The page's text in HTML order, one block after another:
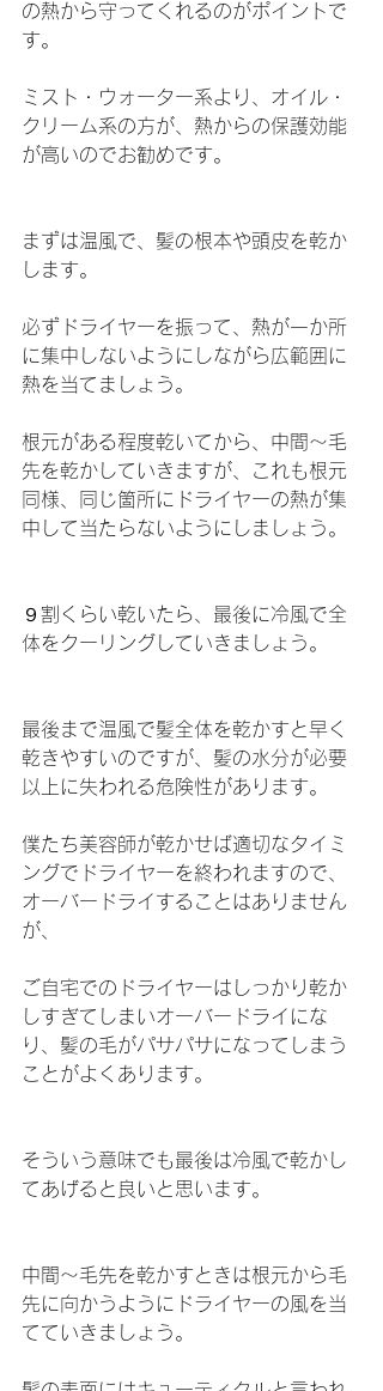
の熱から守ってくれるのがポイントで
す。
ミスト・ウォーター系より、オイル・
クリーム系の方が、熱からの保護効能
が高いのでお勧めです。
まずは温風で、髪の根本や頭皮を乾か
します。
必ずドライヤーを振って、熱が一か所
に集中しないようにしながら広範囲に
熱を当てましょう。
根元がある程度乾いてから、中間〜毛
先を乾かしていきますが、これも根元
同様、同じ箇所にドライヤーの熱が集
中して当たらないようにしましょう。
９割くらい乾いたら、最後に冷風で全
体をクーリングしていきましょう。
最後まで温風で髪全体を乾かすと早く
乾きやすいのですが、髪の水分が必要
以上に失われる危険性があります。
僕たち美容師が乾かせば適切なタイミ
ングでドライヤーを終われますので、
オーバードライすることはありません
が、
ご自宅でのドライヤーはしっかり乾か
しすぎてしまいオーバードライにな
り、髪の毛がパサパサになってしまう
ことがよくあります。
そういう意味でも最後は冷風で乾かし
てあげると良いと思います。
中間〜毛先を乾かすときは根元から毛
先に向かうようにドライヤーの風を当
てていきましょう。